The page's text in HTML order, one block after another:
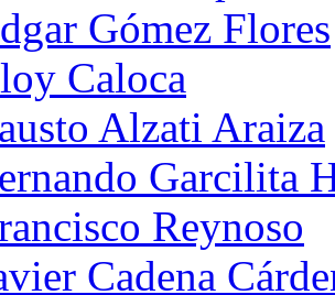
Gómez Flores
Caloca
Alzati Araiza
Garcilita
Reynoso
Cadena